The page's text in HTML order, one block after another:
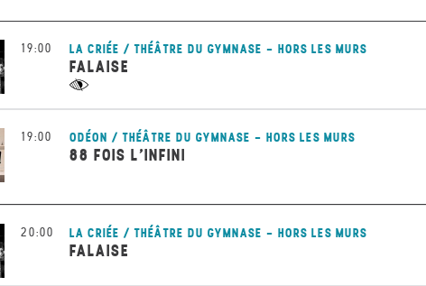
19:00 LA CRIÉE / THÉÂTRE DU GYMNASE - HORS LES MURS
FALAISE
19:00 ODÉON / THÉÂTRE DU GYMNASE - HORS LES MURS
88 FOIS L’INFINI
20:00 LA CRIÉE / THÉÂTRE DU GYMNASE - HORS LES MURS
FALAISE